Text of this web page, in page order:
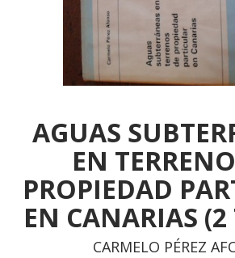
AGUAS
EN
PROPIEDAD
EN CANARIAS
CARMELO PÉREZ